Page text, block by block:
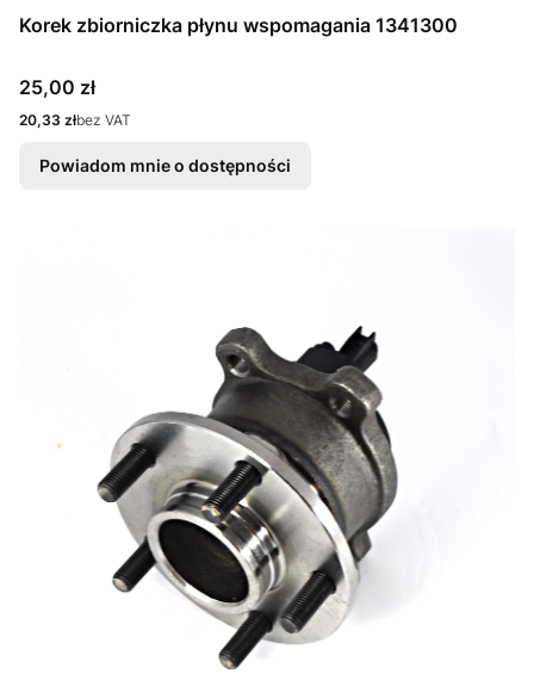
Korek zbiorniczka płynu wspomagania 1341300
Cena
25,00 zł
Cena
20,33 złbez VAT
Powiadom mnie o dostępności